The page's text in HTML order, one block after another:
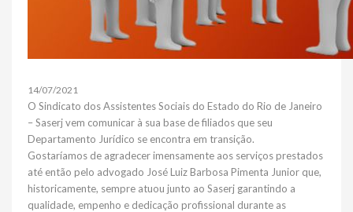
14/07/2021
O Sindicato dos Assistentes Sociais do Estado do Rio de Janeiro
– Saserj vem comunicar à sua base de filiados que seu
Departamento Jurídico se encontra em transição.
Gostaríamos de agradecer imensamente aos serviços prestados
até então pelo advogado José Luiz Barbosa Pimenta Junior que,
historicamente, sempre atuou junto ao Saserj garantindo a
qualidade, empenho e dedicação profissional durante as